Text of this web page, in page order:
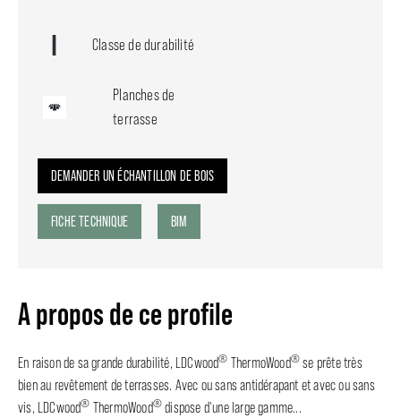
Classe de durabilité
Planches de
terrasse
DEMANDER UN ÉCHANTILLON DE BOIS
FICHE TECHNIQUE BIM
A propos de ce profile
En raison de sa grande durabilité, LDCwood® ThermoWood® se prête très
bien au revêtement de terrasses. Avec ou sans antidérapant et avec ou sans
vis, LDCwood® ThermoWood® dispose d'une large gamme...